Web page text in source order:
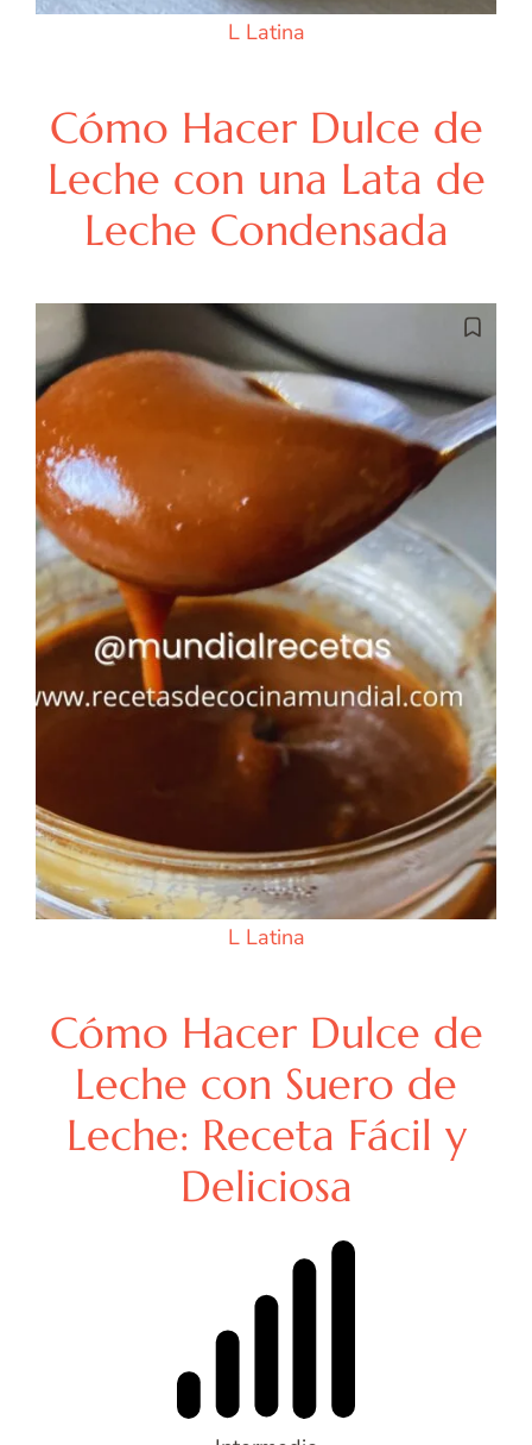
L Latina
Cómo Hacer Dulce de
Leche con una Lata de
Leche Condensada
L Latina
Cómo Hacer Dulce de
Leche con Suero de
Leche: Receta Fácil y
Deliciosa